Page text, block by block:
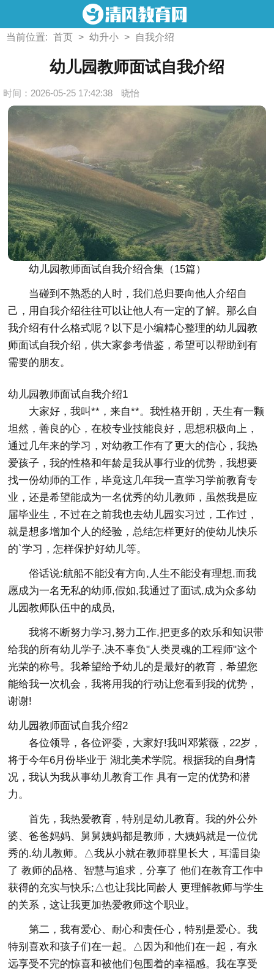
当前位置: 首页 > 幼升小 > 自我介绍
幼儿园教师面试自我介绍
时间：2026-05-25 17:42:38 晓怡
幼儿园教师面试自我介绍合集（15篇）
当碰到不熟悉的人时，我们总归要向他人介绍自
己，用自我介绍往往可以让他人有一定的了解。那么自
我介绍有什么格式呢？以下是小编精心整理的幼儿园教
师面试自我介绍，供大家参考借鉴，希望可以帮助到有
需要的朋友。
幼儿园教师面试自我介绍1
大家好，我叫**，来自**。我性格开朗，天生有一颗
坦然，善良的心，在校专业技能良好，思想积极向上，
通过几年来的学习，对幼教工作有了更大的信心，我热
爱孩子，我的性格和年龄是我从事行业的优势，我想要
找一份幼师的工作，毕竟这几年我一直学习学前教育专
业，还是希望能成为一名优秀的幼儿教师，虽然我是应
届毕业生，不过在之前我也去幼儿园实习过，工作过，
就是想多增加个人的经验，总结怎样更好的使幼儿快乐
的`学习，怎样保护好幼儿等。
俗话说:航船不能没有方向,人生不能没有理想,而我
愿成为一名无私的幼师,假如,我通过了面试,成为众多幼
儿园教师队伍中的成员,
我将不断努力学习,努力工作,把更多的欢乐和知识带
给我的所有幼儿学子,决不辜负"人类灵魂的工程师"这个
光荣的称号。我希望给予幼儿的是最好的教育，希望您
能给我一次机会，我将用我的行动让您看到我的优势，
谢谢!
幼儿园教师面试自我介绍2
各位领导，各位评委，大家好!我叫邓紫薇，22岁，
将于今年6月份毕业于 湖北美术学院。根据我的自身情
况，我认为我从事幼儿教育工作 具有一定的优势和潜
力。
首先，我热爱教育，特别是幼儿教育。我的外公外
婆、爸爸妈妈、舅舅姨妈都是教师，大姨妈就是一位优
秀的.幼儿教师。△我从小就在教师群里长大，耳濡目染
了 教师的品格、智慧与追求，分享了 他们在教育工作中
获得的充实与快乐;△也让我比同龄人 更理解教师与学生
的关系，这让我更加热爱教师这个职业。
第二，我有爱心、耐心和责任心，特别是爱心。我
特别喜欢和孩子们在一起。△因为和他们在一起，有永
远享受不完的惊喜和被他们包围着的幸福感。我在享受